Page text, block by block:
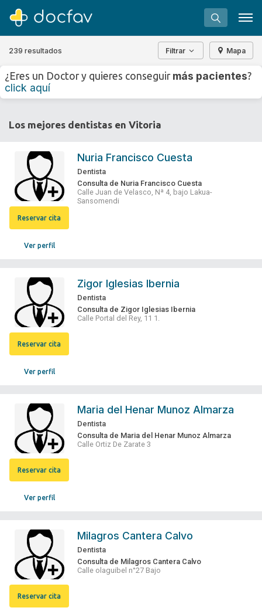
Software para clínicas
¿Eres un doctor?
239 resultados Filtrar Mapa
¿Eres un Doctor y quieres conseguir más pacientes?
click aquí
Los mejores dentistas en Vitoria
Ver perfil
Reservar cita
Nuria Francisco Cuesta
Dentista
Consulta de Nuria Francisco Cuesta
Calle Juan de Velasco, Nª 4, bajo Lakua-
Sansomendi
Ver perfil
Reservar cita
Zigor Iglesias Ibernia
Dentista
Consulta de Zigor Iglesias Ibernia
Calle Portal del Rey, 11 1.
Ver perfil
Reservar cita
Maria del Henar Munoz Almarza
Dentista
Consulta de Maria del Henar Munoz Almarza
Calle Ortiz De Zarate 3
Reservar cita
Milagros Cantera Calvo
Dentista
Consulta de Milagros Cantera Calvo
Calle olaguibel n°27 Bajo
+ −
⇧
»
©OpenStreetMapcontributors.